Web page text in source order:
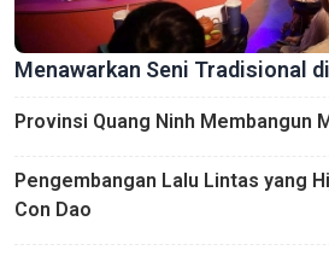
Menawarkan Seni Tradisional
Provinsi Quang Ninh Membangun
Pengembangan Lalu Lintas yang
Con Dao